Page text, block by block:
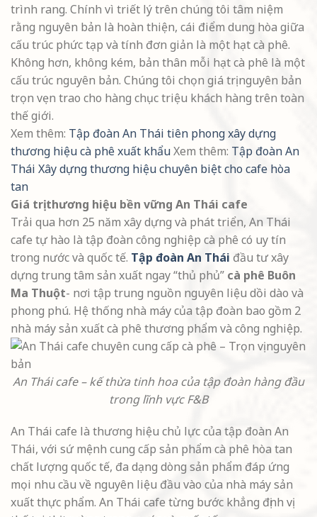
trình rang. Chính vì triết lý trên chúng tôi tâm niệm
rằng nguyên bản là hoàn thiện, cái điểm dung hòa giữa
cấu trúc phức tạp và tính đơn giản là một hạt cà phê.
Không hơn, không kém, bản thân mỗi hạt cà phê là một
cấu trúc nguyên bản. Chúng tôi chọn giá trị nguyên bản
trọn vẹn trao cho hàng chục triệu khách hàng trên toàn
thế giới.
Xem thêm: Tập đoàn An Thái tiên phong xây dựng
thương hiệu cà phê xuất khẩuXem thêm: Tập đoàn An
Thái Xây dựng thương hiệu chuyên biệt cho cafe hòa
tan
Giá trị thương hiệu bền vững An Thái cafe
Trải qua hơn 25 năm xây dựng và phát triển, An Thái
cafe tự hào là tập đoàn công nghiệp cà phê có uy tín
trong nước và quốc tế. Tập đoàn An Thái đầu tư xây
dựng trung tâm sản xuất ngay “thủ phủ” cà phê Buôn
Ma Thuột- nơi tập trung nguồn nguyên liệu dồi dào và
phong phú. Hệ thống nhà máy của tập đoàn bao gồm 2
nhà máy sản xuất cà phê thương phẩm và công nghiệp.
An Thái cafe – kế thừa tinh hoa của tập đoàn hàng đầu
trong lĩnh vực F&B
An Thái cafe là thương hiệu chủ lực của tập đoàn An
Thái, với sứ mệnh cung cấp sản phẩm cà phê hòa tan
chất lượng quốc tế, đa dạng dòng sản phẩm đáp ứng
mọi nhu cầu về nguyên liệu đầu vào của nhà máy sản
xuất thực phẩm. An Thái cafe từng bước khẳng định vị